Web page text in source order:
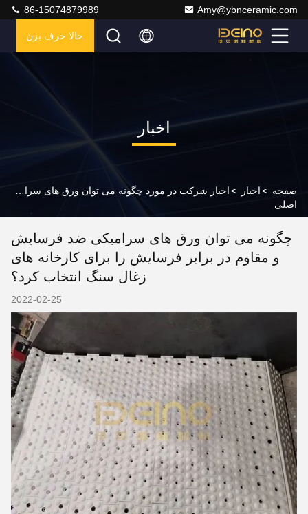
Amy@ybnceramic.com
86-15074879989
حالا حرف بزن
اخبار
صفحه
اصلی
>اخبار >
چگونه می توان ورق های سرامیکی ضد فرسایش
و مقاوم در برابر فرسایش را برای کارخانه های
زغال سنگ انتخاب کرد؟
2022-02-25